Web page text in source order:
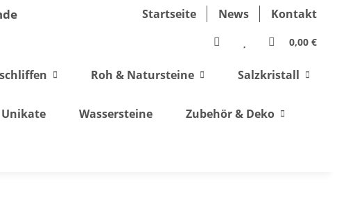
Startseite News Kontakt
0,00 €
Roh & Natursteine Salzkristall
Unikate Wassersteine Zubehör & Deko